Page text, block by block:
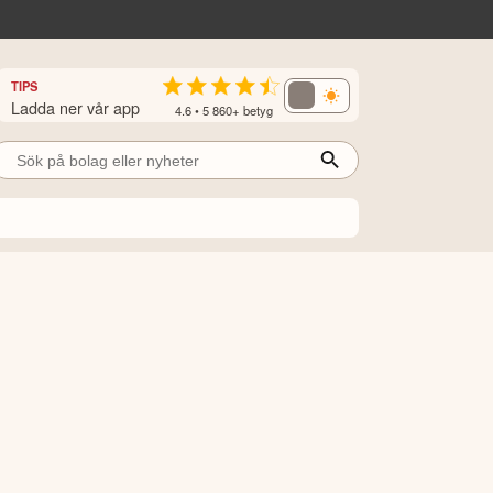
TIPS
Ladda ner vår app 4.6 • 5 860+ betyg